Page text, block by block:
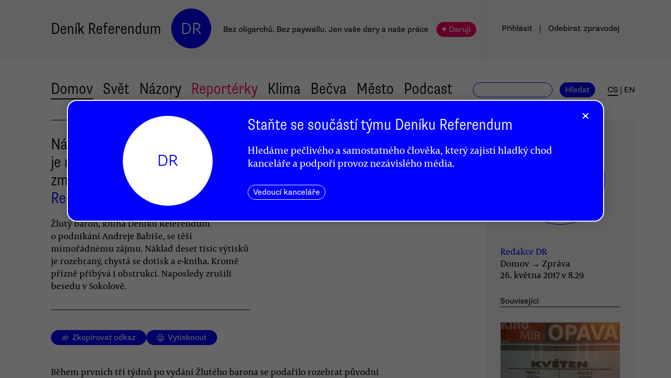
Deník Referendum DR Bez oligarchů. Bez paywallu. Jen vaše dary a naše práce ♥ Daruji Přihlásit Odebírat zpravodaj
Domov Svět Názory Reportérky Klima Bečva Město Podcast Hledat CS EN
Náklad Žlutého barona
je rozebraný. V Sokolově zkouší
zmařit besedu
Redakce DR
Žlutý baron, kniha Deníku Referendum
o podnikání Andreje Babiše, se těší
mimořádnému zájmu. Náklad deset tisíc výtisků
je rozebraný, chystá se dotisk a e-kniha. Kromě
přízně přibývá i obstrukcí. Naposledy zrušili
besedu v Sokolově.
Zkopírovat odkaz Vytisknout
Během prvních tří týdnů po vydání Žlutého barona se podařilo rozebrat původní
Redakce DR
Domov → Zpráva
26. května 2017 v 8.29
Související
×
DR
Staňte se součástí týmu Deníku Referendum
Hledáme pečlivého a samostatného člověka, který zajistí hladký chod
kanceláře a podpoří provoz nezávislého média.
Vedoucí kanceláře